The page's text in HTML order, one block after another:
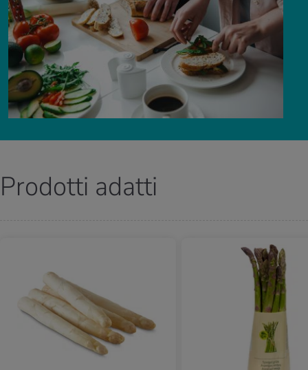
Prodotti adatti